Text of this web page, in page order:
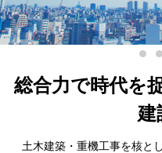
総合力で時代を
建
土木建築・重機工事を核と